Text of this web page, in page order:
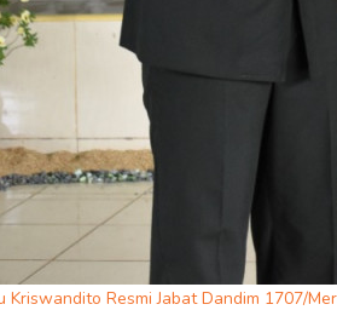
Kriswandito Resmi Jabat Dandim 1707/